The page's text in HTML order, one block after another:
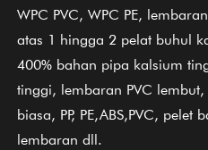
WPC PVC, WPC PE,
atas 1 hingga 2 pelat buhul
400% bahan pipa kalsium
tinggi, lembaran PVC
biasa, PP, PE,ABS,PVC,
lembaran dll.